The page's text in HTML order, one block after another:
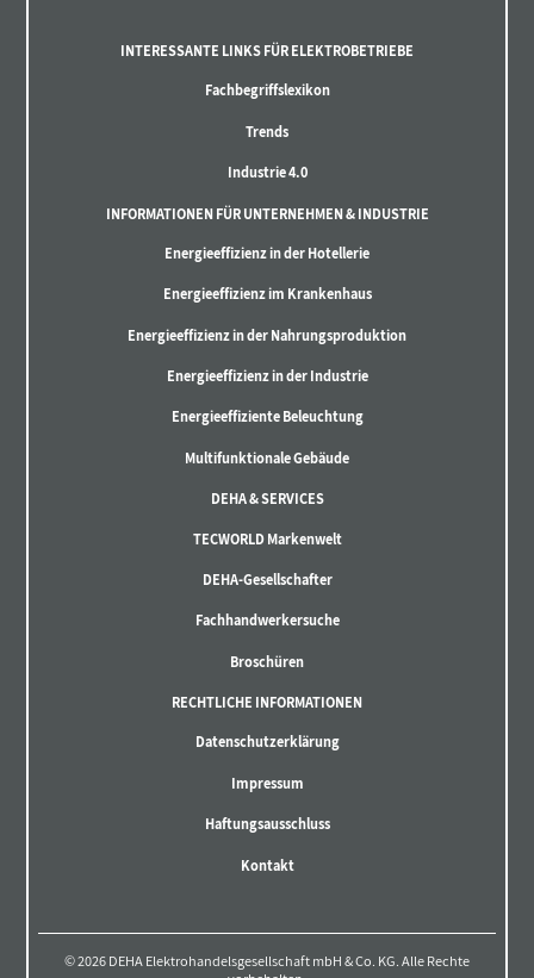
INTERESSANTE LINKS FÜR ELEKTROBETRIEBE
Fachbegriffslexikon
Trends
Industrie 4.0
INFORMATIONEN FÜR UNTERNEHMEN & INDUSTRIE
Energieeffizienz in der Hotellerie
Energieeffizienz im Krankenhaus
Energieeffizienz in der Nahrungsproduktion
Energieeffizienz in der Industrie
Energieeffiziente Beleuchtung
Multifunktionale Gebäude
DEHA & SERVICES
TECWORLD Markenwelt
DEHA-Gesellschafter
Fachhandwerkersuche
Broschüren
RECHTLICHE INFORMATIONEN
Datenschutzerklärung
Impressum
Haftungsausschluss
Kontakt
© 2026 DEHA Elektrohandelsgesellschaft mbH & Co. KG. Alle Rechte